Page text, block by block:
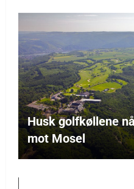
Husk golfkøllene
mot Mosel